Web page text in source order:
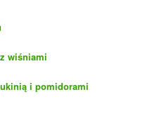
wiśniami
i pomidorami